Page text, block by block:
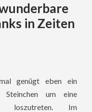
in Zeiten
genügt eben ein
Steinchen um eine
loszutreten. Im